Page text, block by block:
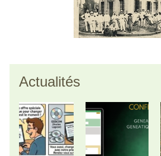
Thèmes
Actualités